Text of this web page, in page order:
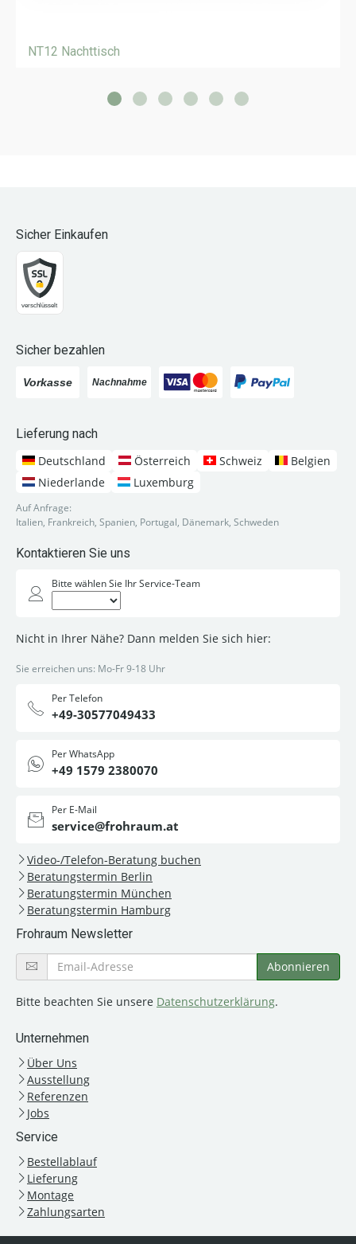
NT12 Nachttisch
Sicher Einkaufen
Sicher bezahlen
Lieferung nach
Deutschland
Österreich Schweiz
Belgien
Niederlande
Luxemburg
Auf Anfrage:
Italien, Frankreich, Spanien, Portugal, Dänemark, Schweden
Kontaktieren Sie uns
Bitte wählen Sie Ihr Service-Team
Nicht in Ihrer Nähe? Dann melden Sie sich hier:
Sie erreichen uns: Mo-Fr 9-18 Uhr
Per Telefon
+49-30577049433
Per WhatsApp
+49 1579 2380070
Per E-Mail
service@frohraum.at
Video-/Telefon-Beratung buchen
Beratungstermin Berlin
Beratungstermin München
Beratungstermin Hamburg
Frohraum Newsletter
Bitte beachten Sie unsere Datenschutzerklärung.
Unternehmen
Über Uns
Ausstellung
Referenzen
Jobs
Service
Bestellablauf
Lieferung
Montage
Zahlungsarten